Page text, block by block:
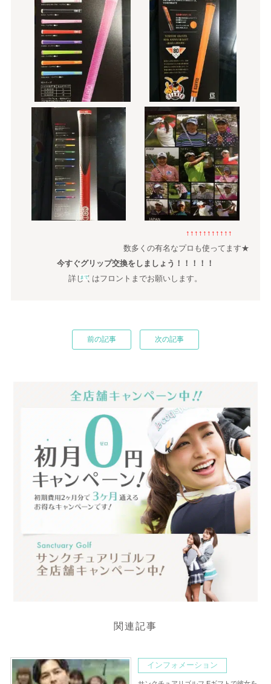
↑↑↑↑↑↑↑↑↑↑↑
数多くの有名なプロも使ってます★
今すぐグリップ交換をしましょう！！！！！
詳しくはフロントまでお願いします。
前の記事 次の記事
まで
関連記事
インフォメーション